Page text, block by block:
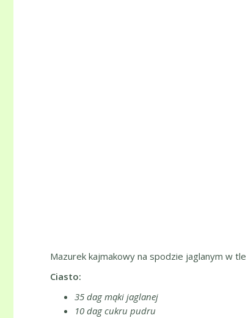
Mazurek kajmakowy na spodzie jaglanym w tle
Ciasto:
35 dag mąki jaglanej
10 dag cukru pudru